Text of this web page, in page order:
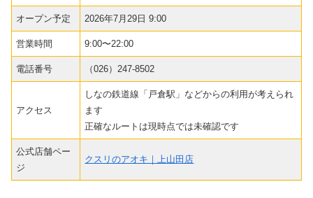
オープン予定 2026年7月29日 9:00
営業時間 9:00〜22:00
電話番号 （026）247-8502
アクセス
しなの鉄道線「戸倉駅」などからの利用が考えられ
ます
正確なルートは現時点では未確認です
公式店舗ペー
ジ
クスリのアオキ｜上山田店